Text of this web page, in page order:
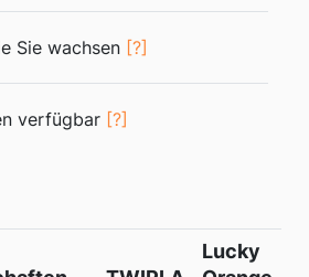
Sie wachsen [?]
verfügbar [?]
Lucky